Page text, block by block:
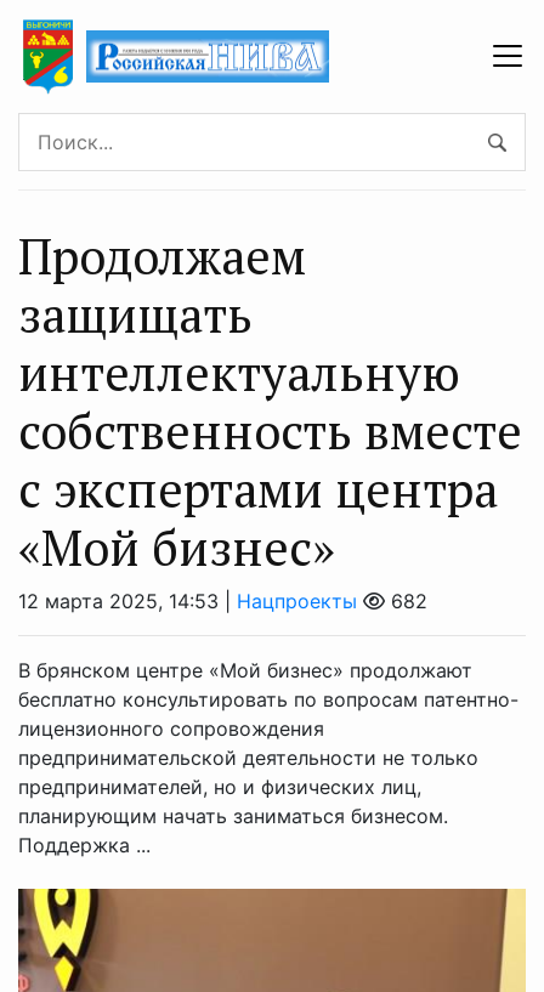
Продолжаем
защищать
интеллектуальную
собственность вместе
с экспертами центра
«Мой бизнес»
12 марта 2025, 14:53 | Нацпроекты 682
В брянском центре «Мой бизнес» продолжают
бесплатно консультировать по вопросам патентно-
лицензионного сопровождения
предпринимательской деятельности не только
предпринимателей, но и физических лиц,
планирующим начать заниматься бизнесом.
Поддержка ...